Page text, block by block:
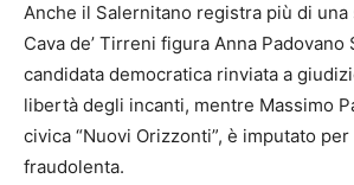
Anche il Salernitano registra più di una
Cava de’ Tirreni figura Anna Padovano
candidata democratica rinviata a
libertà degli incanti, mentre Massimo
civica “Nuovi Orizzonti”, è imputato
fraudolenta.